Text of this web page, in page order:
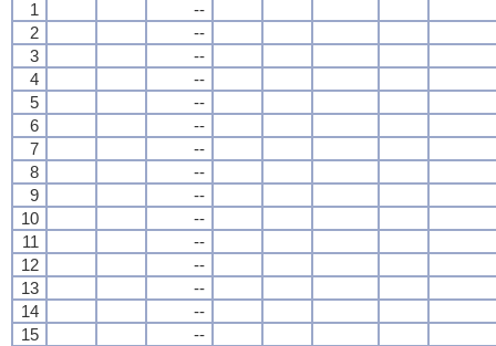
1
--
2
--
3
--
4
--
5
--
6
--
7
--
8
--
9
--
10
--
11
--
12
--
13
--
14
--
15
--
1
--
2
--
3
--
4
--
5
--
6
--
7
--
8
--
9
--
10
--
11
--
12
--
13
--
14
--
15
--
1
--
2
--
3
--
4
--
5
--
6
--
7
--
8
--
9
--
10
--
11
--
12
--
13
--
14
--
15
--
1
--
2
--
3
--
4
--
5
--
6
--
7
--
8
--
9
--
10
--
11
--
12
--
13
--
14
--
15
--